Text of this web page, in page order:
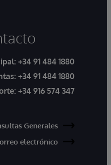
+34 91 484 1880
+34 91 484 1880
+34 916 574 347
Generales
electrónico